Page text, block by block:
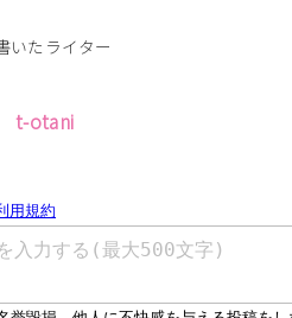
いたライター
t-otani